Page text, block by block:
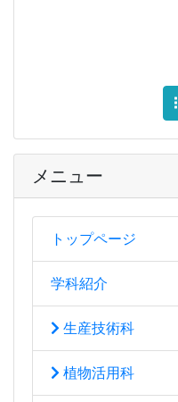
メニュー
トップページ
学科紹介
生産技術科
植物活用科